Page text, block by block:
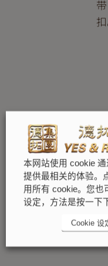
带
扣
本网站使用 cookie
提供最相关的体验。
用所有 cookie。您也
设定，方法是按一下
Cookie 设